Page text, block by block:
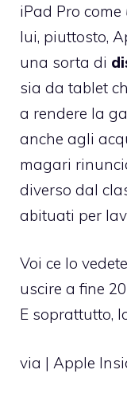
iPad Pro come
lui, piuttosto,
una sorta di
sia da tablet
a rendere la
anche agli
magari
diverso dal
abituati per
Voi ce lo
uscire a fine
E soprattutto,
via | Apple